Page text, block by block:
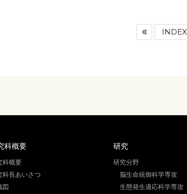
INDEX
科概要
科概要
科長あいさつ
図
研究
研究分野
脳生命統御科学専攻
生態発生適応科学専攻